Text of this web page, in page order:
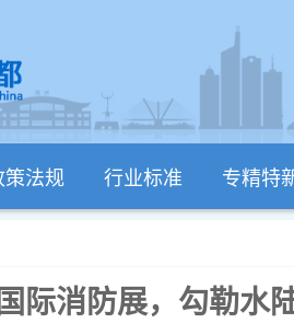
策法规 行业标准 专精特
际消防展，勾勒水